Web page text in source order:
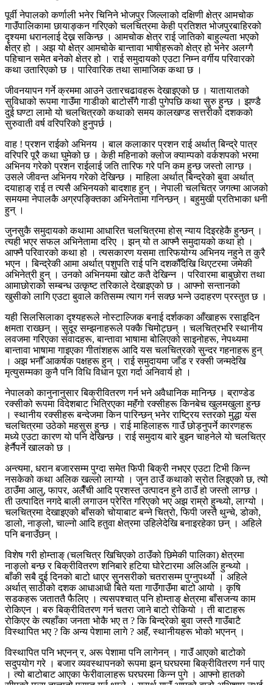
पूर्वी नेपालको कर्णाली भनेर चिनिने भोजपुर जिल्लाको दक्षिणी क्षेत्र आमचोक
गाउॅंपालिकामा छायाङ्कन गरिएको चलचित्रमा केही प्रतिशत भोजपुरबाहिरको
दृश्यमा धरानलाई देख्न सकिन्छ । आमचोक क्षेत्र राई जातिको बाहुल्यता भएको
क्षेत्र हो । अझ यो क्षेत्र आमचोके बान्तावा भाषीहरूको क्षेत्र हो भनेर अलग्गै
पहिचान समेत बनेको क्षेत्र हो । राई समुदायको एउटा निम्न वर्गीय परिवारको
कथा उतारिएको छ । पारिवारिक तथा सामाजिक कथा छ ।
जीवनयापन गर्ने क्रममा आउने उतारचढावहरू देखाइएको छ । यातायातको
सुविधाको रूपमा गाउॅंमा गाडीको बाटोसॅंगै गाडी पुगेपछि कथा सुरु हुन्छ । झण्डै
दुई घण्टा लामो यो चलचित्रको कथाको समय कालखण्ड सत्तरीको दशकको
सुरुवाती वर्ष वरिपरिको हुनुपर्छ ।
वाह ! प्रशन राईको अभिनय । बाल कलाकार प्रशन राई अर्थात् बिन्द्रे पात्र
वरिपरि पूरै कथा घुमेको छ । केही महिनाको क्लोज क्याम्पको वर्कशपको भरमा
अभिनय गरेको प्रशन राईलाई जति तारिफ गरे पनि कम हुन्छ जस्तो लाग्छ ।
उसले जीवन्त अभिनय गरेको देखिन्छ । माहिला अर्थात् बिन्द्रेको बुवा अर्थात्
दयाहाङ् राई त त्यसै अभिनयको बादशाह हुन् । नेपाली चलचित्र जगत्मा आजको
समयमा नेपालकै अग्रपङ्क्तिका अभिनेतामा गनिन्छन् । बहुमुखी प्रतिभाका धनी
हुन् ।
जुनसुकै समुदायको कथामा आधारित चलचित्रमा होस् न्याय दिइरहेकै हुन्छन् ।
त्यही भएर सफल अभिनेतामा दरिए । झन् यो त आफ्नै समुदायको कथा हो ।
आफ्नै परिवारको कथा हो । त्यसकारण यसमा तारिफयोग्य अभिनय नहुने त कुरै
भएन । बिन्द्रेकी आमा अर्थात् पशुपति राई पनि दशकौँदेखि थिएटरमा जमेकी
अभिनेत्री हुन् । उनको अभिनयमा खोट कतै देखिन्न । परिवारमा बाबुछोरा तथा
आमाछोराको सम्बन्ध उत्कृष्ट तरिकाले देखाइएको छ । आफ्नो सन्तानको
खुसीको लागि एउटा बुवाले कतिसम्म त्याग गर्न सक्छ भन्ने उदाहरण प्रस्तुत छ ।
यही सिलसिलाका दृश्यहरूले नोस्टाल्जिक बनाई दर्शकका आँखाहरू रसाइदिन
क्षमता राख्छन् । सुदूर सम्झनाहरूले पक्कै चिमोट्छन् । चलचित्रभरि स्थानीय
लवजमा गरिएका संवादहरू, बान्तावा भाषामा बोलिएको साइनोहरू, नेपथ्यमा
बान्तावा भाषामा गाइएका गीतांशहरू आदि यस चलचित्रको सुन्दर गहनाहरू हुन्
। अझ भनौँ आकर्षक पक्षहरू हुन् । राई समुदायमा जाँड र रक्सी जन्मदेखि
मृत्युसम्मका कुनै पनि विधि विधान पूरा गर्दा अनिवार्य हो ।
नेपालको कानुनानुसार बिक्रीवितरण गर्न भने अवैधानिक मानिन्छ । ब्राण्डेड
रक्सीको रूपमा विदेशबाट भित्रिएका महॅंगो रक्सीहरू किनबेच खुलमखुला हुन्छ
। स्थानीय रक्सीहरू बन्देजमा किन पारिन्छन् भनेर राष्ट्रिय स्तरको मुद्धा यस
चलचित्रमा उठेको महसुस हुन्छ । राई माहिलाहरू गाउॅं छोड्नुपर्ने कारणहरू
मध्ये एउटा कारण यो पनि देखिन्छ । राई समुदाय बारे बुझ्न चाहनेले यो चलचित्र
हेर्नैपर्ने खालको छ ।
अन्त्यमा, धरान बजारसम्म पुग्दा समेत फिपी बिक्री नभएर एउटा टिभी किन्न
नसकेको कथा अलिक खल्लो लाग्यो । जुन ठाउॅं कथाको स्रोत लिइएको छ, त्यो
ठाउॅंमा आलु, फापर, अलैँची आदि प्रशस्त उत्पादन हुने ठाउॅं हो जस्तो लाग्छ ।
ती उत्पादित नगदे बाली लगाउन प्रेरित गरिएको भए अझ राम्रो हुन्थ्यो, लाग्यो ।
चलचित्रमा देखाइएको बाँसको चोयाबाट बन्ने चित्रो, फिपी जस्तै थुन्चे, डोको,
डालो, नाङ्लो, चाल्नो आदि हतुवा क्षेत्रमा उहिलेदेखि बनाइरहेका छन् । अहिले
पनि बनाउॅंछन् ।
विशेष गरी होम्ताङ् (चलचित्र खिचिएको ठाउॅंको छिमेकी पालिका) क्षेत्रमा
नाङ्लो बन्छ र बिक्रीवितरण शनिबारे हटिया घोरेटारमा अलिअलि हुन्थ्यो ।
बाँकी सबै दुई दिनको बाटो धाएर सुनसरीको चतरासम्म पुग्नुपर्थ्यो । अहिले
अर्थात् साठीको दशक आधाआधी बिते यता गाउॅंगाउॅंमा बाटो आयो । कृषि
सडकहरू जताततै फैलिए । त्यसपश्चात् पनि होम्ताङ् क्षेत्रमा बाँसजन्य काम
रोकिएन । बरु बिक्रीवितरण गर्न चतरा जाने बाटो रोकियो । ती बाटाहरू
रोकिएर के त्यहाँका जनता भोकै भए त ? कि बिन्द्रेको बुवा जस्तै गाउॅंबाटै
विस्थापित भए ? कि अन्य पेशामा लागे ? अहॅं, स्थानीयहरू भोको भएनन् ।
विस्थापित पनि भएनन् र, अरू पेशामा पनि लागेनन् । गाउॅं आएको बाटोको
सदुपयोग गरे । बजार व्यवस्थापनको रूपमा झन् घरघरमा बिक्रीवितरण गर्न पाए
। त्यो बाटोबाट आएका फेरीवालाहरू घरघरमा किन्न पुगे । आफ्नो हातको